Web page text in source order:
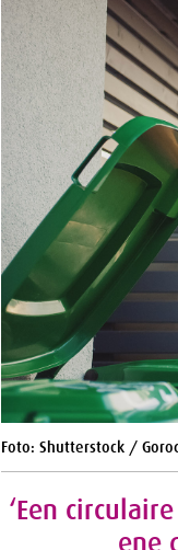
Foto: Shutterstock /
‘Een
ene